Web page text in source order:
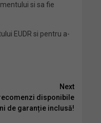
si sa fie
EUDR si pentru a-
Next
disponibile
de garanție inclusă!